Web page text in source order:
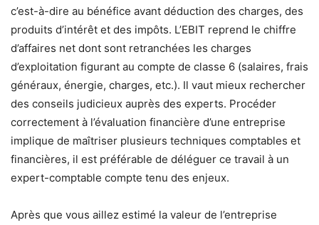
c’est-à-dire au bénéfice avant déduction des charges, des
produits d’intérêt et des impôts. L’EBIT reprend le chiffre
d’affaires net dont sont retranchées les charges
d’exploitation figurant au compte de classe 6 (salaires, frais
généraux, énergie, charges, etc.). Il vaut mieux rechercher
des conseils judicieux auprès des experts. Procéder
correctement à l’évaluation financière d’une entreprise
implique de maîtriser plusieurs techniques comptables et
financières, il est préférable de déléguer ce travail à un
expert-comptable compte tenu des enjeux.
Après que vous aillez estimé la valeur de l’entreprise